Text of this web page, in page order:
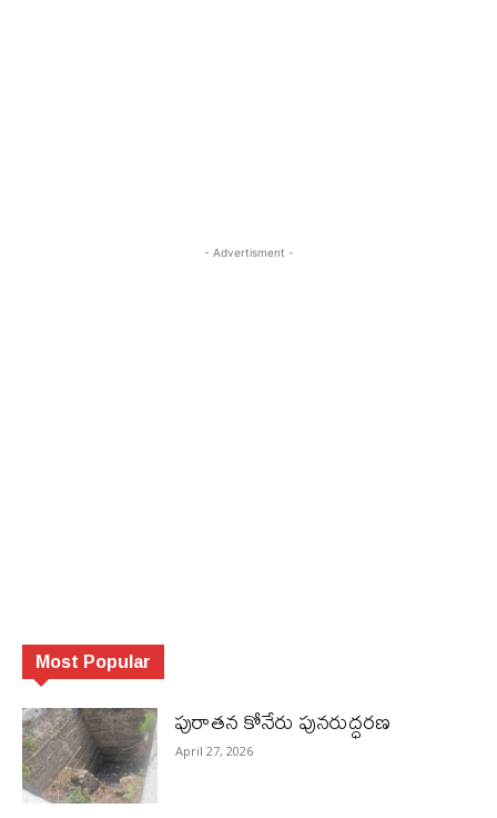
- Advertisment -
Most Popular
పురాత‌న కోనేరు పున‌రుద్ధ‌ర‌ణ
April 27, 2026